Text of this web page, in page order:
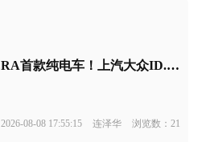
ID.ERA首款纯电车！上汽大众ID.ERA 5X官图发布
2026-08-08 17:55:15 连泽华 浏览数：21